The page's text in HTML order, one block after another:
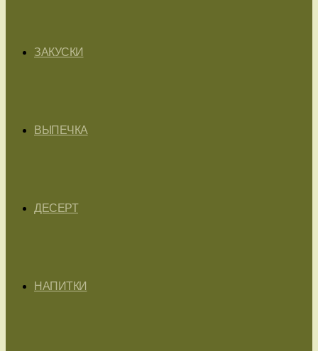
ЗАКУСКИ
ВЫПЕЧКА
ДЕСЕРТ
НАПИТКИ